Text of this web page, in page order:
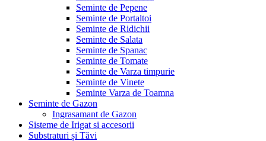
Seminte de Pepene
Seminte de Portaltoi
Seminte de Ridichii
Seminte de Salata
Seminte de Spanac
Seminte de Tomate
Seminte de Varza timpurie
Seminte de Vinete
Seminte Varza de Toamna
Seminte de Gazon
Ingrasamant de Gazon
Sisteme de Irigat si accesorii
Substraturi și Tăvi